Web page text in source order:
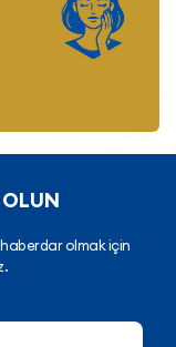
haberdar olmak için